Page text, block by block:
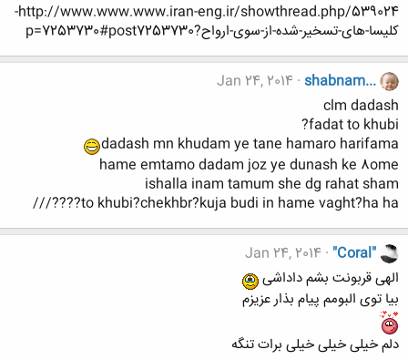
http://www.www.www.iran-eng.ir/showthread.php/539024-
کلیسا-های-تسخیر-شده-از-سوی-ارواح?p=7253730#post7253730
shabnam...
Jan 24, 2014
clm dadash
fadat to khubi?
dadash mn khudam ye tane hamaro harifama
hame emtamo dadam joz ye dunash ke 8ome
ishalla inam tamum she dg rahat sham
to khubi?chekhbr?kuja budi in hame vaght?ha ha????///
"Coral"
Jan 24, 2014
الهی قربونت بشم داداشی
بیا توی البومم پیام بذار عزیزم
دلم خیلی خیلی خیلی برات تنگه